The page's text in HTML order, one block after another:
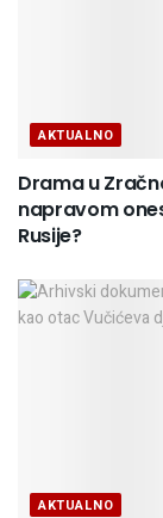
AKTUALNO
Drama u
napravom
Rusije?
AKTUALNO